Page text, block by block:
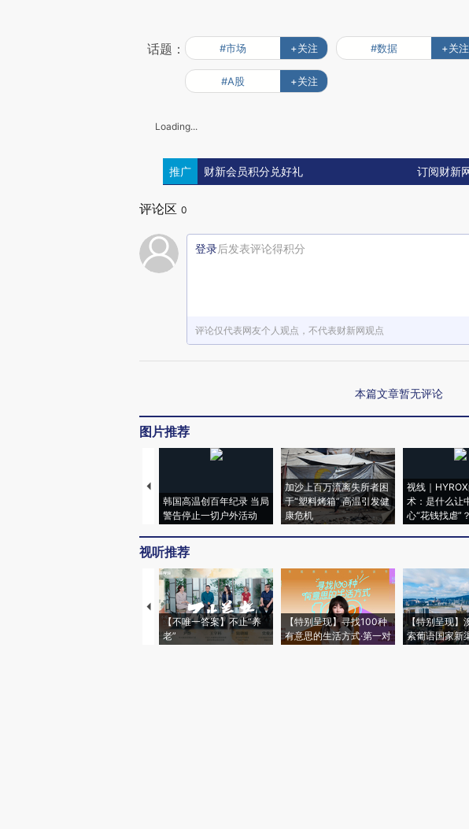
话题： #市场 +关注 #数据 +关注
#A股 +关注
Loading...
推广 财新会员积分兑好礼 订阅财新
评论区 0
登录后发表评论得积分
评论仅代表网友个人观点，不代表财新网观点
本篇文章暂无评论
图片推荐
韩国高温创百年纪录 当局
警告停止一切户外活动
加沙上百万流离失所者困
于“塑料烤箱” 高温引发健
康危机
视线｜
术：是什么让
心“花钱找虐”？
视听推荐
【不唯一答案】不止“养
老”
【特别呈现】寻找100种
有意思的生活方式·第一对
【特别呈现】
索葡语国家新